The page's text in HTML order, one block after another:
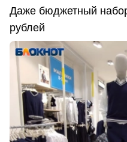
Даже бюджетный
рублей